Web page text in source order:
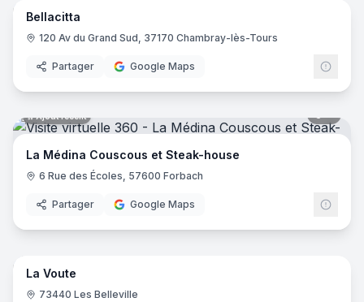
Bellacitta
120 Av du Grand Sud, 37170 Chambray-lès-Tours
Partager Google Maps
Ajout récent
La Médina Couscous et Steak-house
6 Rue des Écoles, 57600 Forbach
Partager Google Maps
8
La Voute
73440 Les Belleville